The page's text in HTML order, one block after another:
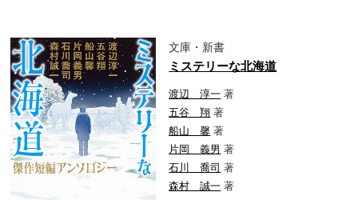
文庫・新書
ミステリーな北海道
渡辺 淳一 著
五谷 翔 著
船山 馨 著
片岡 義男 著
石川 喬司 著
森村 誠一 著